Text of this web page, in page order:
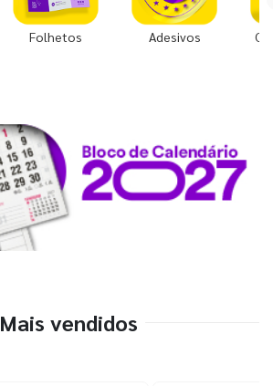
Folhetos Adesivos
Mais vendidos